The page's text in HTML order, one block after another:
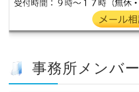
事務所メンバー